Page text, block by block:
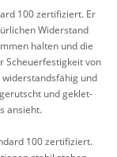
100 zer­ti­fi­ziert. Er
Wi­der­stand
hal­ten und die
Scheu­er­fes­tig­keit von
und
und ge­klet­
an­sieht.
100 zer­ti­fi­ziert.